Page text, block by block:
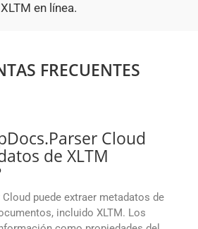
en línea.
FRECUENTES
Cloud
de XLTM
puede extraer metadatos de
incluido XLTM. Los